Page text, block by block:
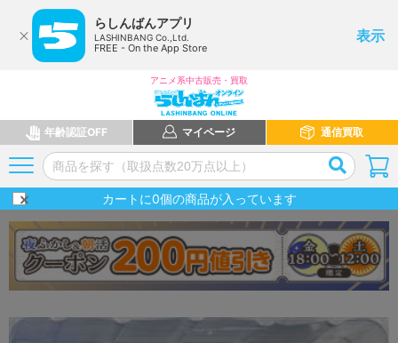
らしんばんアプリ
LASHINBANG Co.,Ltd.
FREE - On the App Store
表示
アニメ系中古販売・買取
年齢認証OFF マイページ 通信買取
カートに0個の商品が入っています